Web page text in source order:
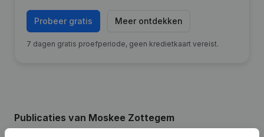
Probeer gratis Meer ontdekken
7 dagen gratis proefperiode, geen kredietkaart vereist.
Publicaties van Moskee Zottegem